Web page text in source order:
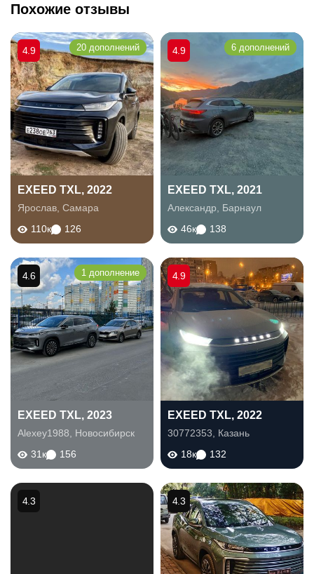
Похожие отзывы
EXEED TXL, 2022
Ярослав Самара
110к
126
4.9 20 дополнений
EXEED TXL, 2021
Александр
Барнаул
46к
138
4.9 6 дополнений
EXEED TXL, 2023
Alexey1988
Новосибирск
31к
156
4.6 1 дополнение
EXEED TXL, 2022
30772353
Казань
18к
132
4.9
4.3 4.3